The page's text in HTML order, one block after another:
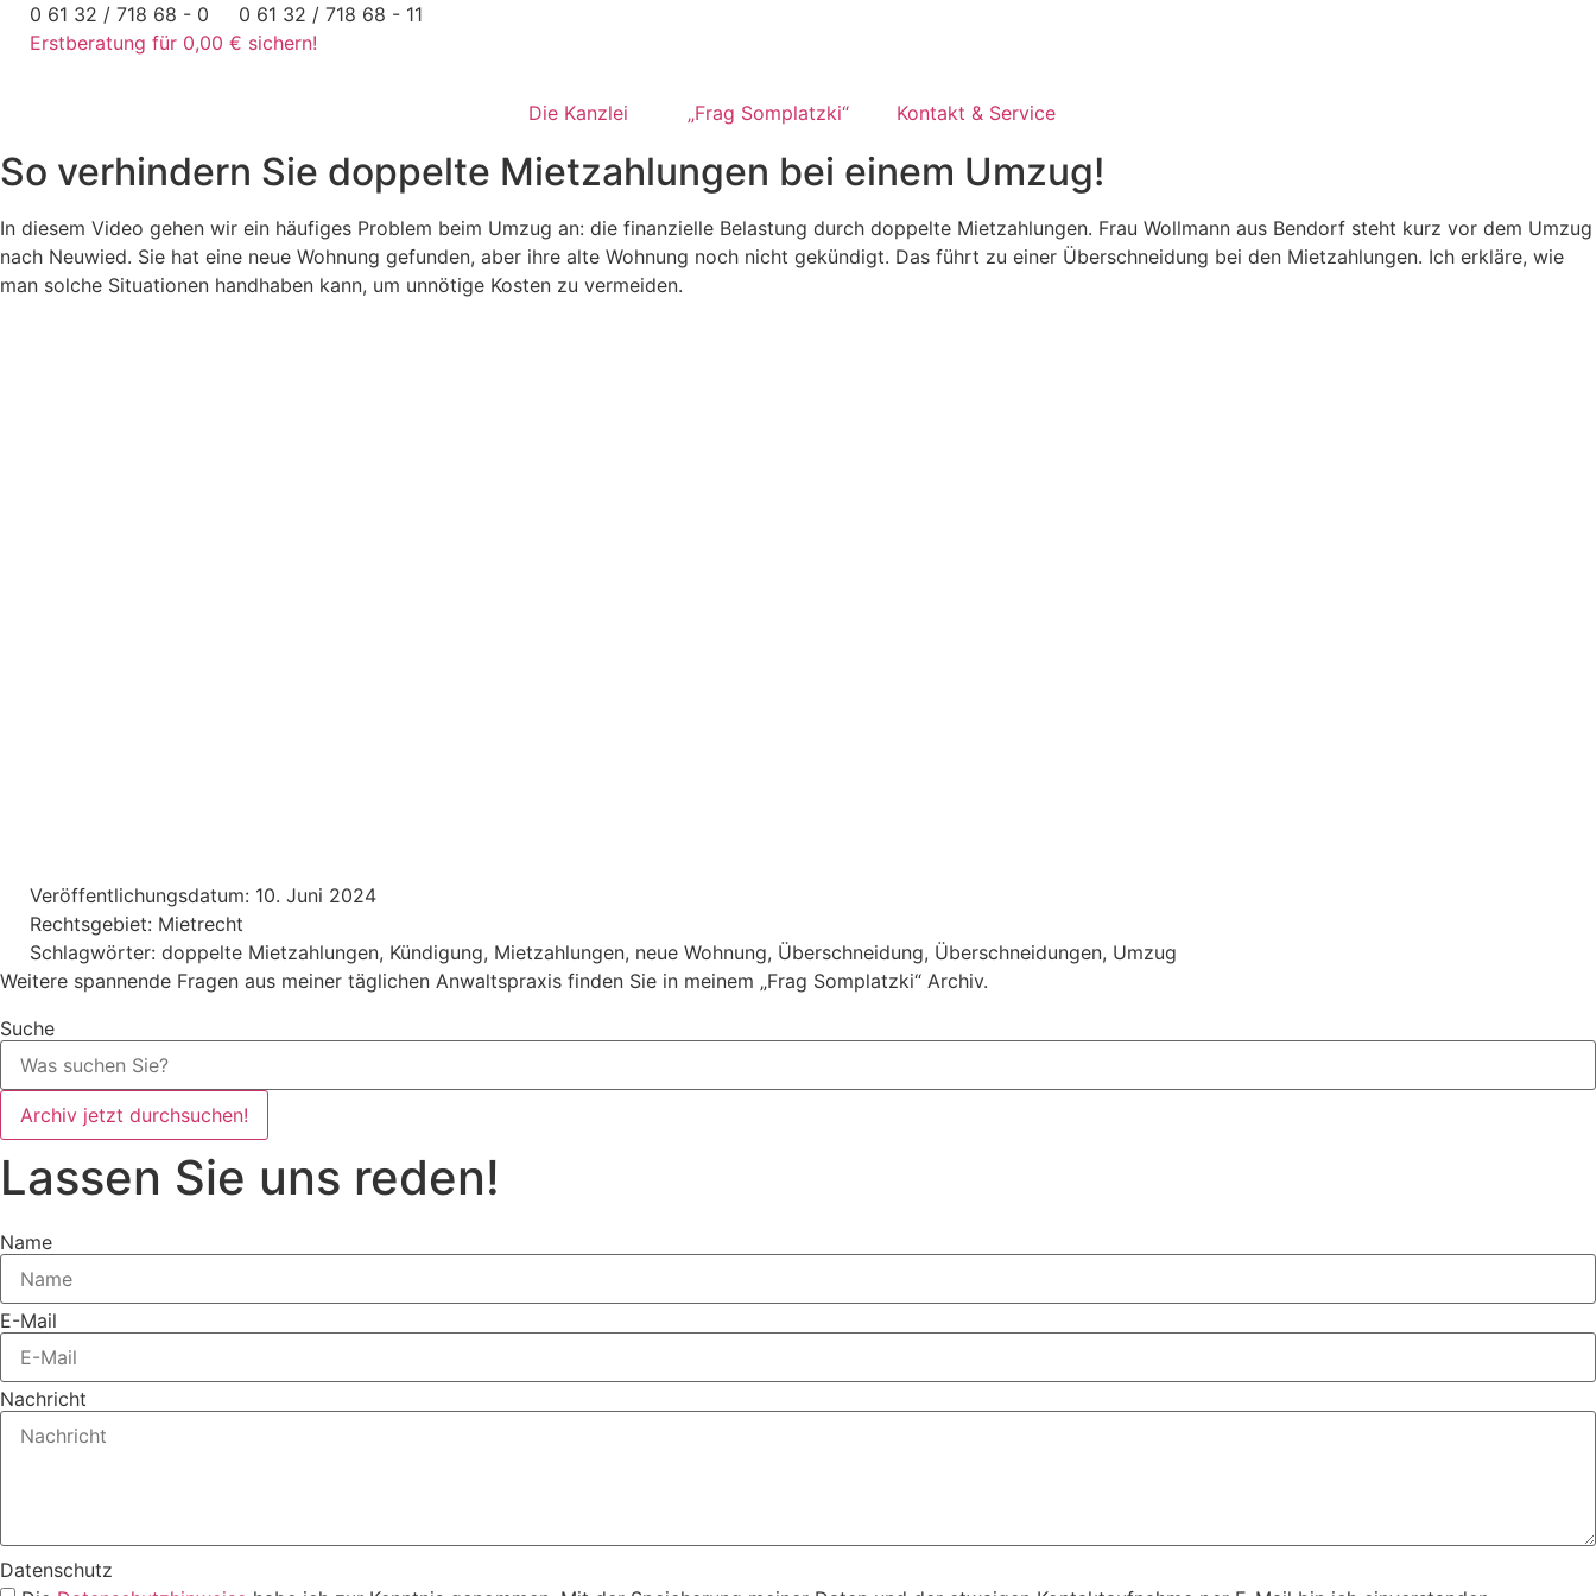
Zum
Inhalt
0 61 32 / 718 68 - 0
0 61 32 / 718 68 - 11
Erstberatung für 0,00 € sichern!
Die Kanzlei „Frag Somplatzki“ Kontakt & Service
So verhindern Sie doppelte Mietzahlungen bei einem Umzug!
In diesem Video gehen wir ein häufiges Problem beim Umzug an: die finanzielle Belastung durch doppelte Mietzahlungen. Frau Wollmann aus Bendorf steht kurz vor dem Umzug
nach Neuwied. Sie hat eine neue Wohnung gefunden, aber ihre alte Wohnung noch nicht gekündigt. Das führt zu einer Überschneidung bei den Mietzahlungen. Ich erkläre, wie
man solche Situationen handhaben kann, um unnötige Kosten zu vermeiden.
Veröffentlichungsdatum: 10. Juni 2024
Rechtsgebiet: Mietrecht
Schlagwörter: doppelte Mietzahlungen, Kündigung, Mietzahlungen, neue Wohnung, Überschneidung, Überschneidungen, Umzug
Weitere spannende Fragen aus meiner täglichen Anwaltspraxis finden Sie in meinem „Frag Somplatzki“ Archiv.
Suche
Archiv jetzt durchsuchen!
Lassen Sie uns reden!
Name
E-Mail
Nachricht
Datenschutz